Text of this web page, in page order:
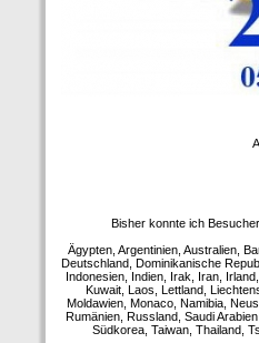
Bisher konnte ich
Ägypten, Argentinien, Australien,
Deutschland, Dominikanische
Indonesien, Indien, Irak, Iran,
Kuwait, Laos, Lettland,
Moldawien, Monaco, Namibia,
Rumänien, Russland, Saudi
Südkorea, Taiwan, Thailand,